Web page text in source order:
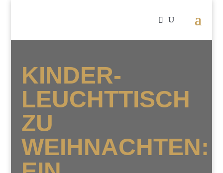
KINDER-
LEUCHTTISCH
ZU
WEIHNACHTEN: